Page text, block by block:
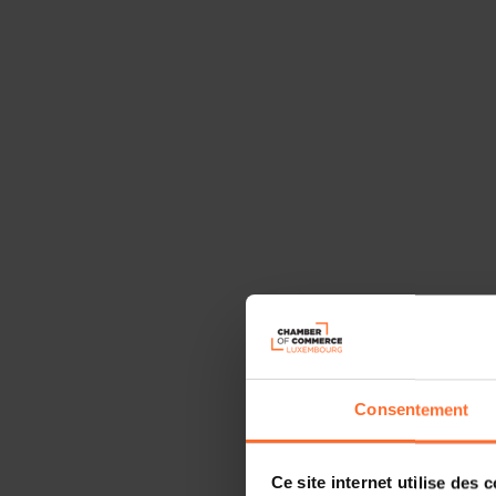
Consentement
Ce site internet utilise des